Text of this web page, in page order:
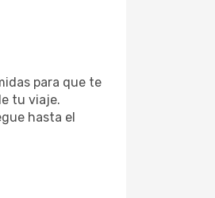
para que te
tu viaje.
hasta el